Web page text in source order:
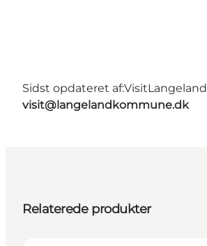
Sidst opdateret af:VisitLangeland
visit@langelandkommune.dk
Relaterede produkter